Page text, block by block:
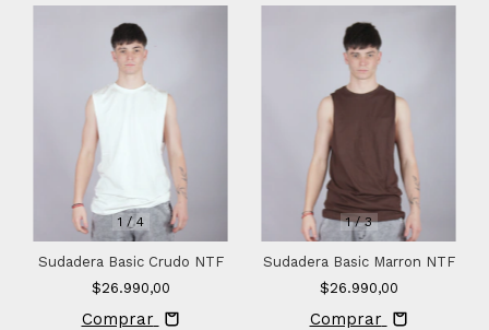
1 /4
Sudadera Basic Crudo NTF
$26.990,00
Comprar
1/3
Sudadera Basic Marron NTF
$26.990,00
Comprar